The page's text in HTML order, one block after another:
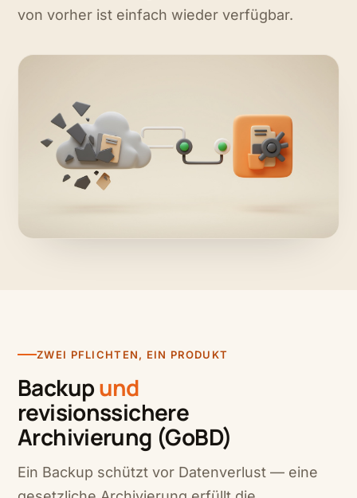
von vorher ist einfach wieder verfügbar.
ZWEI PFLICHTEN, EIN PRODUKT
Backupund
revisionssichere
Archivierung (GoBD)
Ein Backup schützt vor Datenverlust — eine